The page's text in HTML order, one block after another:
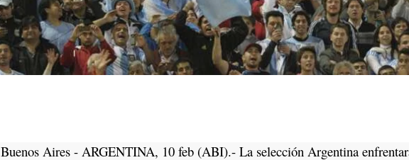
Buenos Aires - ARGENTINA, 10 feb (ABI).- La selección Argentina